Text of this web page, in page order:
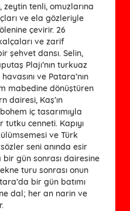
zeytin tenli, omuzlarına
ve ela gözleriyle
çevirir. 26
ve zarif
şehvet dansı. Selin,
Plajı’nın turkuaz
ve Patara’nın
mabedine dönüştüren
dairesi, Kaş’ın
iç tasarımıyla
cenneti. Kapıyı
ve Türk
sözler seni anında esir
bir gün sonrası dairesine
turu sonrası onun
bir gün batımı
dal; her an narin ve